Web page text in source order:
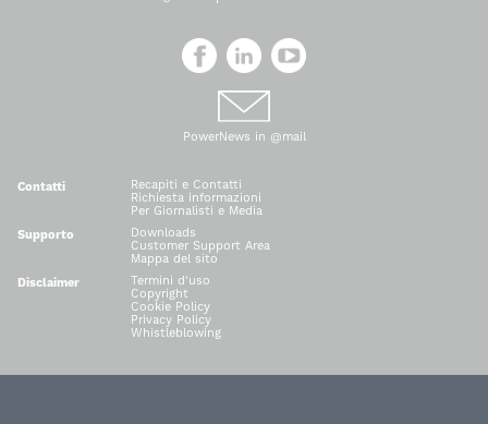
PowerNews in @mail
Contatti
Recapiti e Contatti
Richiesta informazioni
Per Giornalisti e Media
Supporto
Downloads
Customer Support Area
Mappa del sito
Disclaimer
Termini d'uso
Copyright
Cookie Policy
Privacy Policy
Whistleblowing